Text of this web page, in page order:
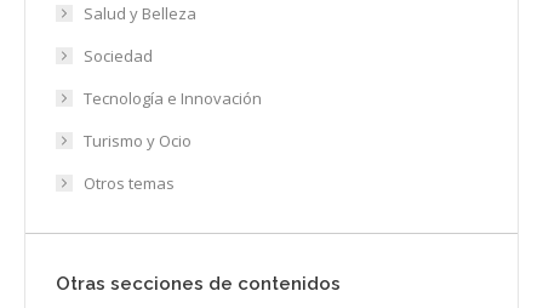
Salud y Belleza
Sociedad
Tecnología e Innovación
Turismo y Ocio
Otros temas
Otras secciones de contenidos